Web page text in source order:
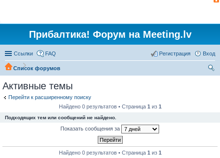
Прибалтика! Форум на Meeting.lv
Ссылки FAQ Вход
Регистрация
Список форумов
Активные темы
Перейти к расширенному поиску
Найдено 0 результатов • Страница 1 из 1
Подходящих тем или сообщений не найдено.
Показать сообщения за
Найдено 0 результатов • Страница 1 из 1